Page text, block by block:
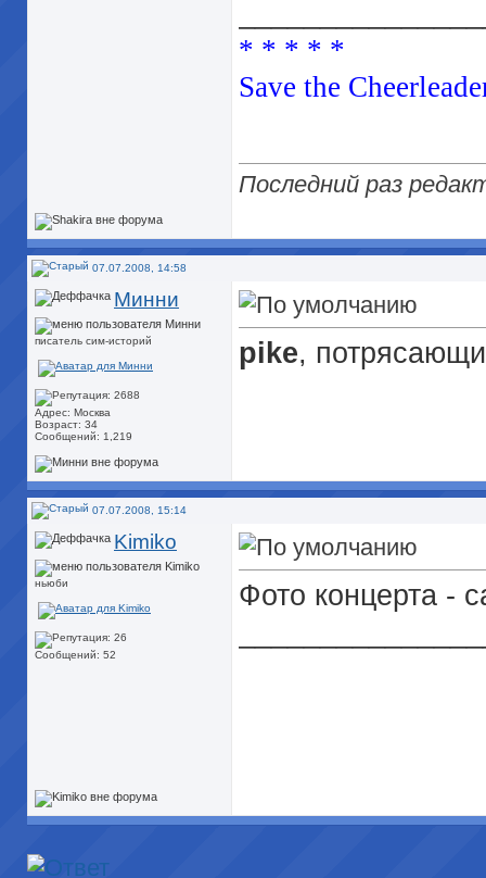
* * * * *
Save the
Последний раз
07.07.2008, 14:58
Минни
писатель сим-историй
Адрес: Москва
Возраст: 34
Сообщений: 1,219
pike,
07.07.2008, 15:14
Kimiko
ньюби
Сообщений: 52
Фото концерта -